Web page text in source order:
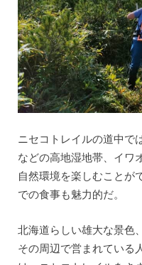
ニセコトレイルの道中で
などの高地湿地帯、イワ
自然環境を楽しむことが
での食事も魅力的だ。
北海道らしい雄大な景色
その周辺で営まれている